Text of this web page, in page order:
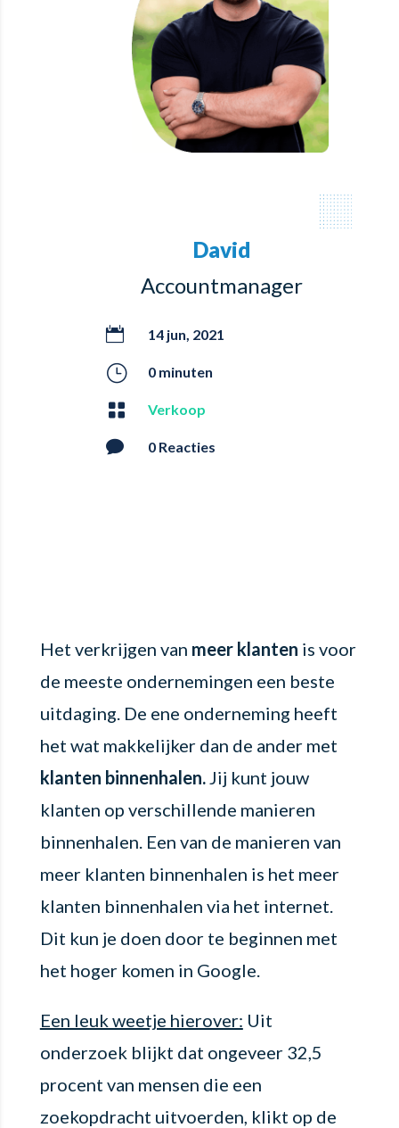
David
Accountmanager
 14 jun, 2021
} 0 minuten
 Verkoop
 0 Reacties
Het verkrijgen van meer klanten is voor
de meeste ondernemingen een beste
uitdaging. De ene onderneming heeft
het wat makkelijker dan de ander met
klanten binnenhalen.Jij kunt jouw
klanten op verschillende manieren
binnenhalen. Een van de manieren van
meer klanten binnenhalen is het meer
klanten binnenhalen via het internet.
Dit kun je doen door te beginnen met
het hoger komen in Google.
Een leuk weetje hierover: Uit
onderzoek blijkt dat ongeveer 32,5
procent van mensen die een
zoekopdracht uitvoerden, klikt op de